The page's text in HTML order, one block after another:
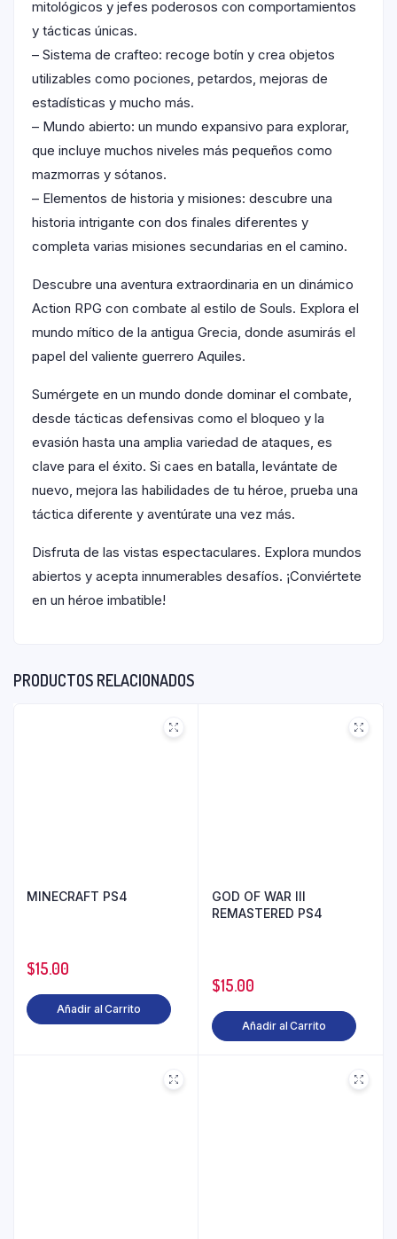
mitológicos y jefes poderosos con comportamientos
y tácticas únicas.
– Sistema de crafteo: recoge botín y crea objetos
utilizables como pociones, petardos, mejoras de
estadísticas y mucho más.
– Mundo abierto: un mundo expansivo para explorar,
que incluye muchos niveles más pequeños como
mazmorras y sótanos.
– Elementos de historia y misiones: descubre una
historia intrigante con dos finales diferentes y
completa varias misiones secundarias en el camino.
Descubre una aventura extraordinaria en un dinámico
Action RPG con combate al estilo de Souls. Explora el
mundo mítico de la antigua Grecia, donde asumirás el
papel del valiente guerrero Aquiles.
Sumérgete en un mundo donde dominar el combate,
desde tácticas defensivas como el bloqueo y la
evasión hasta una amplia variedad de ataques, es
clave para el éxito. Si caes en batalla, levántate de
nuevo, mejora las habilidades de tu héroe, prueba una
táctica diferente y aventúrate una vez más.
Disfruta de las vistas espectaculares. Explora mundos
abiertos y acepta innumerables desafíos. ¡Conviértete
en un héroe imbatible!
PRODUCTOS RELACIONADOS
MINECRAFT PS4
$15.00
Añadir al Carrito
GOD OF WAR III
REMASTERED PS4
$15.00
Añadir al Carrito